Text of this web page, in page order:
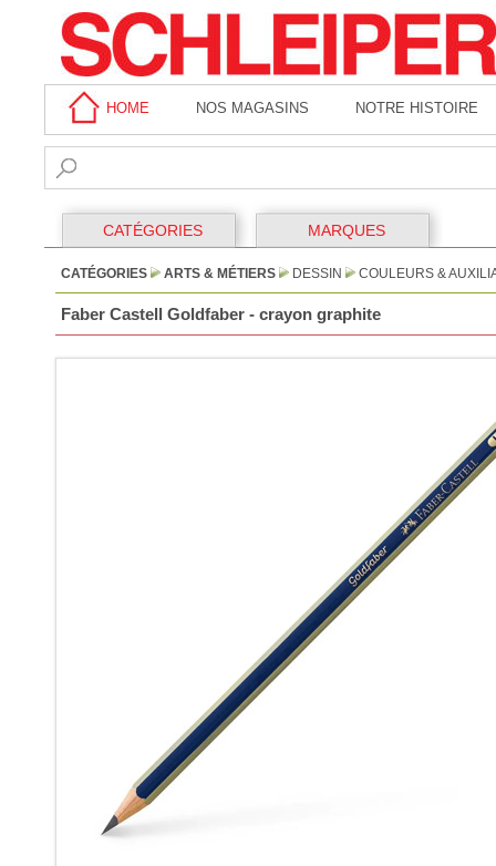
HOME NOS MAGASINS NOTRE HISTOIRE
CATÉGORIES MARQUES
CATÉGORIES ARTS & MÉTIERS DESSIN COULEURS &
Faber Castell Goldfaber - crayon graphite